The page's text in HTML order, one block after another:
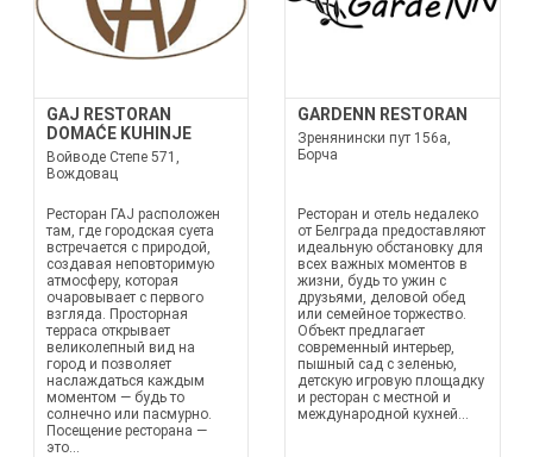
GAJ RESTORAN
DOMAĆE KUHINJE
Войводе Степе 571,
Вождовац
Ресторан ГАЈ расположен
там, где городская суета
встречается с природой,
создавая неповторимую
атмосферу, которая
очаровывает с первого
взгляда. Просторная
терраса открывает
великолепный вид на
город и позволяет
наслаждаться каждым
моментом — будь то
солнечно или пасмурно.
Посещение ресторана —
это...
GARDENN RESTORAN
Зренянински пут 156а,
Борча
Ресторан и отель недалеко
от Белграда предоставляют
идеальную обстановку для
всех важных моментов в
жизни, будь то ужин с
друзьями, деловой обед
или семейное торжество.
Объект предлагает
современный интерьер,
пышный сад с зеленью,
детскую игровую площадку
и ресторан с местной и
международной кухней...